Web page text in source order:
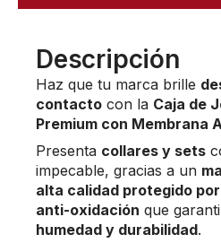
Descripción
Haz que tu marca brille
contacto con la Caja de
Premium con Membrana
Presenta collares y sets
impecable, gracias a un
alta calidad protegido por
anti-oxidación que
humedad y durabilidad.